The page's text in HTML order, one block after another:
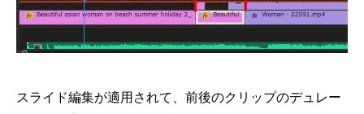
スライド編集が適用されて、前後のクリップのデュレー